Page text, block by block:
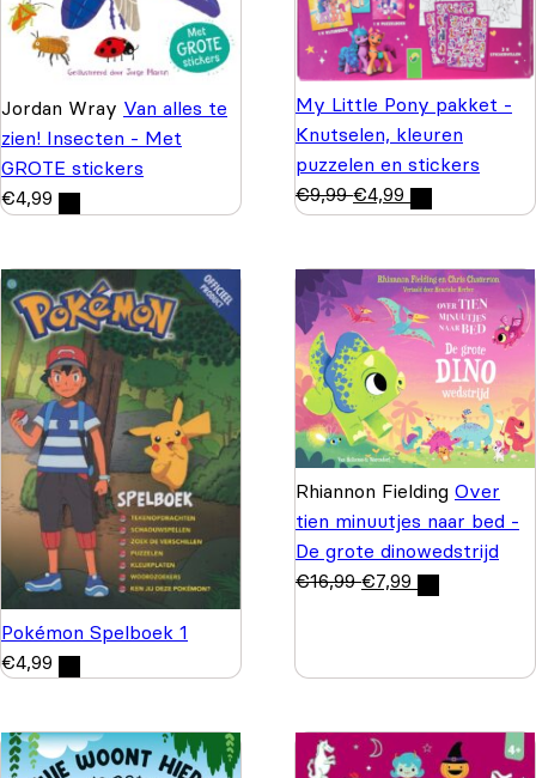
Jordan Wray Van alles te
zien! Insecten - Met
GROTE stickers
€4,99
My Little Pony pakket -
Knutselen, kleuren
puzzelen en stickers
€9,99 €4,99
Pokémon Spelboek 1
€4,99
Rhiannon Fielding Over
tien minuutjes naar bed -
De grote dinowedstrijd
€16,99 €7,99